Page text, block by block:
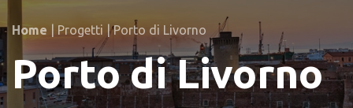
Home Progetti |Porto di Livorno
Porto di Livorno